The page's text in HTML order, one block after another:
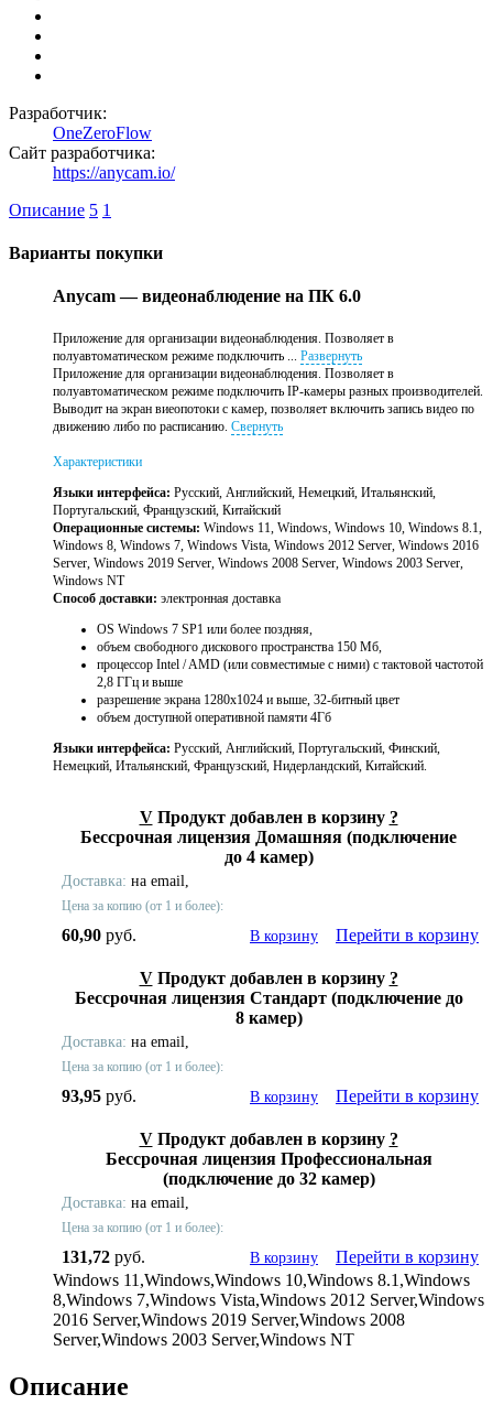
Разработчик:
OneZeroFlow
Сайт разработчика:
https://anycam.io/
Описание 5 1
Варианты покупки
Anycam — видеонаблюдение на ПК 6.0
Приложение для организации видеонаблюдения. Позволяет в
полуавтоматическом режиме подключить ... Развернуть
Приложение для организации видеонаблюдения. Позволяет в
полуавтоматическом режиме подключить IP-камеры разных производителей.
Выводит на экран виеопотоки с камер, позволяет включить запись видео по
движению либо по расписанию. Свернуть
Характеристики
Языки интерфейса: Русский, Английский, Немецкий, Итальянский,
Португальский, Французский, Китайский
Операционные системы: Windows 11, Windows, Windows 10, Windows 8.1,
Windows 8, Windows 7, Windows Vista, Windows 2012 Server, Windows 2016
Server, Windows 2019 Server, Windows 2008 Server, Windows 2003 Server,
Windows NT
Способ доставки: электронная доставка
OS Windows 7 SP1 или более поздняя,
объем свободного дискового пространства 150 Мб,
процессор Intel / AMD (или совместимые с ними) с тактовой частотой
2,8 ГГц и выше
разрешение экрана 1280x1024 и выше, 32-битный цвет
объем доступной оперативной памяти 4Гб
Языки интерфейса: Русский, Английский, Португальский, Финский,
Немецкий, Итальянский, Французский, Нидерландский, Китайский .
V Продукт добавлен в корзину ?
Бессрочная лицензия Домашняя (подключение
до 4 камер)
Доставка: на email,
Цена за копию (от 1 и более):
60,90 руб. В корзину Перейти в корзину
V Продукт добавлен в корзину ?
Бессрочная лицензия Стандарт (подключение до
8 камер)
Доставка: на email,
Цена за копию (от 1 и более):
93,95 руб. В корзину Перейти в корзину
V Продукт добавлен в корзину ?
Бессрочная лицензия Профессиональная
(подключение до 32 камер)
Доставка: на email,
Цена за копию (от 1 и более):
131,72 руб. В корзину
Перейти в корзину
Windows 11,Windows,Windows 10,Windows 8.1,Windows
8,Windows 7,Windows Vista,Windows 2012 Server,Windows
2016 Server,Windows 2019 Server,Windows 2008
Server,Windows 2003 Server,Windows NT
Описание